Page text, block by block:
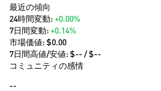
最近の傾向
24時間変動:+0.00%
7日間変動:+0.14%
市場価値:$0.00
7日間高値/安値: $-- / $--
コミュニティの感情
--